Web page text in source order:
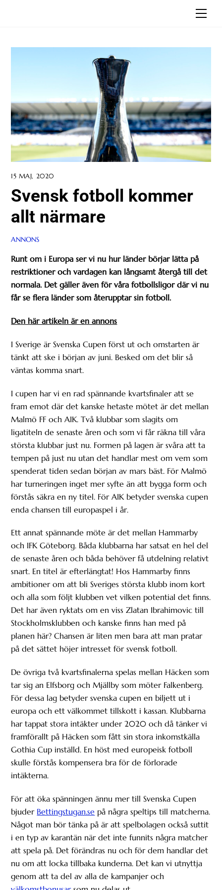
15 MAJ, 2020
Svensk fotboll kommer
allt närmare
ANNONS
Runt om i Europa ser vi nu hur länder börjar lätta på
restriktioner och vardagen kan långsamt återgå till det
normala. Det gäller även för våra fotbollsligor där vi nu
får se flera länder som återupptar sin fotboll.
Den här artikeln är en annons
I Sverige är Svenska Cupen först ut och omstarten är
tänkt att ske i början av juni. Besked om det blir så
väntas komma snart.
I cupen har vi en rad spännande kvartsfinaler att se
fram emot där det kanske hetaste mötet är det mellan
Malmö FF och AIK. Två klubbar som slagits om
ligatiteln de senaste åren och som vi får räkna till våra
största klubbar just nu. Formen på lagen är svåra att ta
tempen på just nu utan det handlar mest om vem som
spenderat tiden sedan början av mars bäst. För Malmö
har turneringen inget mer syfte än att bygga form och
förstås säkra en ny titel. För AIK betyder svenska cupen
enda chansen till europaspel i år.
Ett annat spännande möte är det mellan Hammarby
och IFK Göteborg. Båda klubbarna har satsat en hel del
de senaste åren och båda behöver få utdelning relativt
snart. En titel är efterlängtat! Hos Hammarby finns
ambitioner om att bli Sveriges största klubb inom kort
och alla som följt klubben vet vilken potential det finns.
Det har även ryktats om en viss Zlatan Ibrahimovic till
Stockholmsklubben och kanske finns han med på
planen här? Chansen är liten men bara att man pratar
på det sättet höjer intresset för svensk fotboll.
De övriga två kvartsfinalerna spelas mellan Häcken som
tar sig an Elfsborg och Mjällby som möter Falkenberg.
För dessa lag betyder svenska cupen en biljett ut i
europa och ett välkommet tillskott i kassan. Klubbarna
har tappat stora intäkter under 2020 och då tänker vi
framförallt på Häcken som fått sin stora inkomstkälla
Gothia Cup inställd. En höst med europeisk fotboll
skulle förstås kompensera bra för de förlorade
intäkterna.
För att öka spänningen ännu mer till Svenska Cupen
bjuder Bettingstugan.se på några speltips till matcherna.
Något man bör tänka på är att spelbolagen också suttit
i en typ av karantän när det inte funnits några matcher
att spela på. Det förändras nu och för dem handlar det
nu om att locka tillbaka kunderna. Det kan vi utnyttja
genom att ta del av alla de kampanjer och